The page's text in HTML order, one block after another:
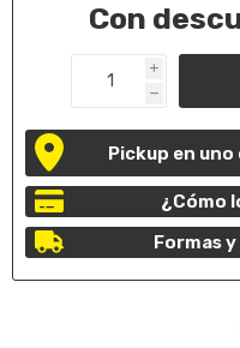
Con
i
h
Pickup en
¿Cómo
Formas